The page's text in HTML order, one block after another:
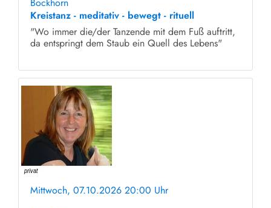
Kreistanz - meditativ - bewegt - rituell
"Wo immer die/der Tanzende mit dem Fuß auftritt,
da entspringt dem Staub ein Quell des Lebens"
Mittwoch, 07.10.2026 20:00 Uhr